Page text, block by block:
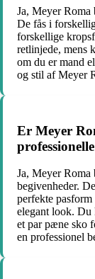
Ja, Meyer Roma
De fås i
forskellige
retlinjede, mens
om du er mand
og stil af Meyer
Er Meyer
Ja, Meyer Roma
begivenheder.
perfekte
elegant look. Du
et par pæne sko
en professionel